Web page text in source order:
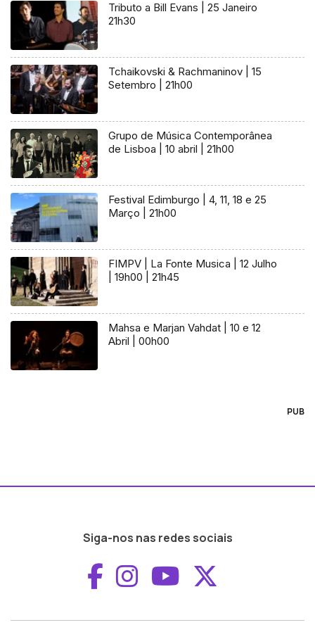
Tributo a Bill Evans | 25 Janeiro
21h30
Tchaikovski & Rachmaninov | 15
Setembro | 21h00
Grupo de Música Contemporânea
de Lisboa | 10 abril | 21h00
Festival Edimburgo | 4, 11, 18 e 25
Março | 21h00
FIMPV | La Fonte Musica | 12 Julho
| 19h00 | 21h45
Mahsa e Marjan Vahdat | 10 e 12
Abril | 00h00
PUB
Siga-nos nas redes sociais
Aceder ao
Aceder ao
Aceder ao